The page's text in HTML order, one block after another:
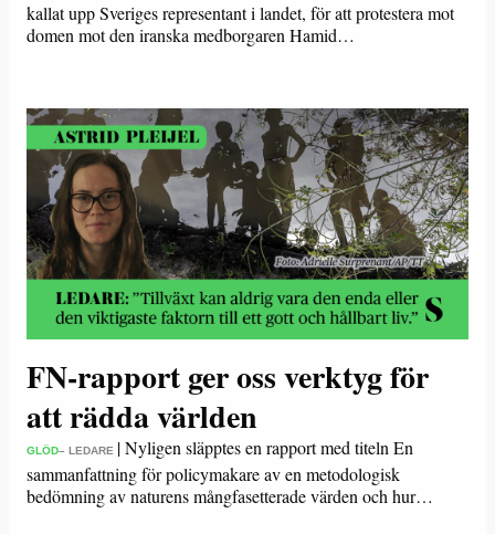
kallat upp Sveriges representant i landet, för att protestera mot
domen mot den iranska medborgaren Hamid…
FN-rapport ger oss verktyg för
att rädda världen
GLÖD– LEDARE |Nyligen släpptes en rapport med titeln En
sammanfattning för policymakare av en metodologisk
bedömning av naturens mångfasetterade värden och hur…